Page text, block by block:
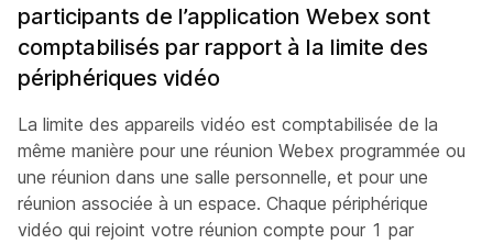
participants de l’application Webex sont
comptabilisés par rapport à la limite des
périphériques vidéo
La limite des appareils vidéo est comptabilisée de la
même manière pour une réunion Webex programmée ou
une réunion dans une salle personnelle, et pour une
réunion associée à un espace. Chaque périphérique
vidéo qui rejoint votre réunion compte pour 1 par